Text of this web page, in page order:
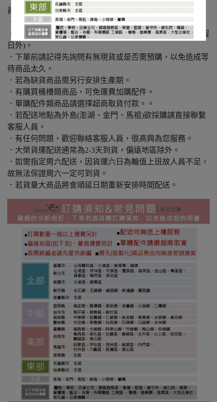
員"是否需額外補貼運費"。
．如需開立統編請於訂單內備註統編號碼。
．現貨商品為當天中午前下單付款，當天出貨(除六日&例假
日外)。
．下單前請記得先詢問有無現貨或是否需預購，以免造成等
待商品太久。
．若為缺貨商品需另行安排生產期。
．有購買桶槽類商品，可免運費加購配件。
．單購配件類商品請選擇超商取貨付款。。
．若配送地點為外島(澎湖、金門、馬祖)欲採購請直接聯繫
客服人員。
．有任何問題，歡迎聯絡客服人員，很高興為您服務。
．大榮貨運配送通常為2-3天到貨，偏遠地區除外。
．如需指定周六配送，因貨運六日為輪值上班故人員不足，
故無法保證周六一定可到貨。
．若貨量大商品將會順延日期重新安排時間配送。